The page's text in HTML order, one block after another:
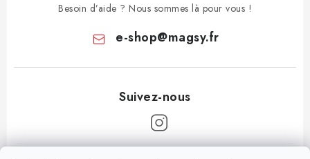
Besoin d’aide ? Nous sommes là pour vous !
e-shop@magsy.fr